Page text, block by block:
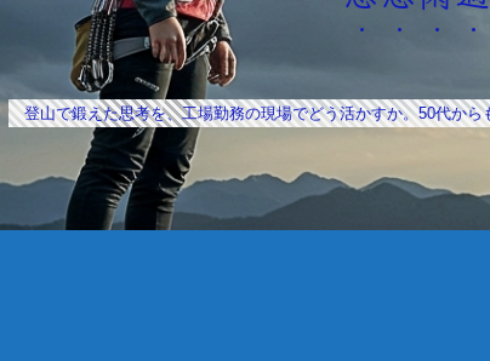
登山で鍛えた思考を、工場勤務の現場でどう活かすか。50代か